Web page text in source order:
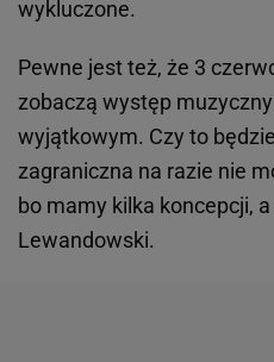
wykluczone.
Pewne jest też, że 3
zobaczą występ
wyjątkowym. Czy to
zagraniczna na razie nie
bo mamy kilka koncepcji,
Lewandowski.